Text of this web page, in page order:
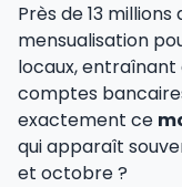
Près de 13
mensualisation
locaux, entraînant
comptes
exactement ce
qui apparaît
et octobre ?